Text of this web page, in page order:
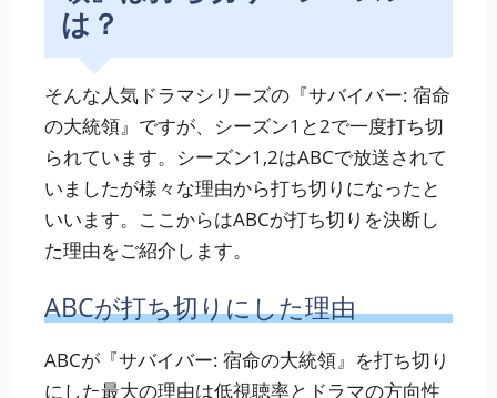
は？
そんな人気ドラマシリーズの『サバイバー: 宿命
の大統領』ですが、シーズン1と2で一度打ち切
られています。シーズン1,2はABCで放送されて
いましたが様々な理由から打ち切りになったと
いいます。ここからはABCが打ち切りを決断し
た理由をご紹介します。
ABCが打ち切りにした理由
ABCが『サバイバー: 宿命の大統領』を打ち切り
にした最大の理由は低視聴率とドラマの方向性